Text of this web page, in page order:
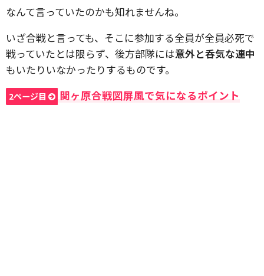
なんて言っていたのかも知れませんね。
いざ合戦と言っても、そこに参加する全員が全員必死で
戦っていたとは限らず、後方部隊には意外と呑気な連中
もいたりいなかったりするものです。
2ページ目 関ヶ原合戦図屏風で気になるポイント